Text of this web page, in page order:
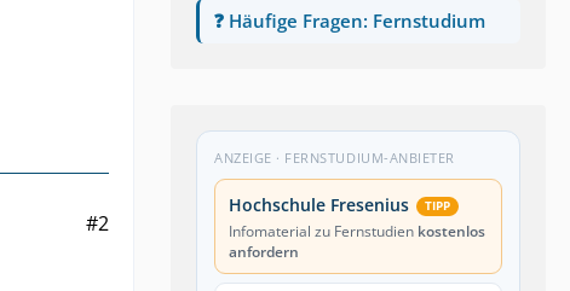
#2
❓ Häufige Fragen: Fernstudium
ANZEIGE · FERNSTUDIUM-ANBIETER
Hochschule Fresenius TIPP
Infomaterial zu Fernstudien kostenlos
anfordern